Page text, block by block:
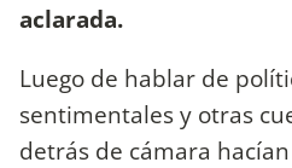
aclarada.
Luego de hablar de
sentimentales y otras
detrás de cámara